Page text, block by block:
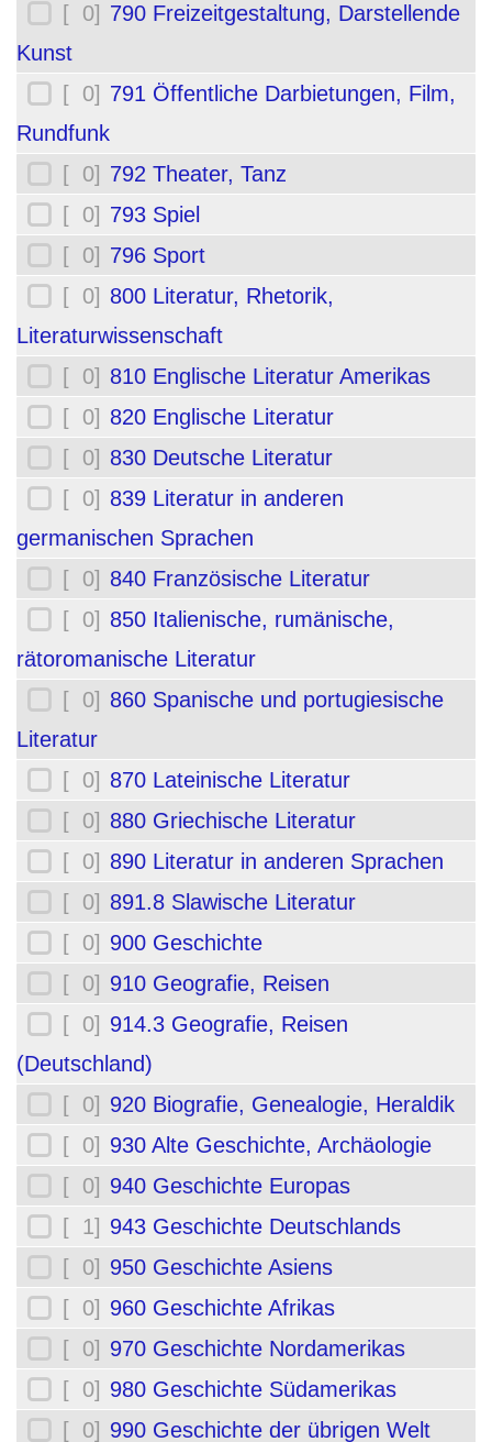
[ 0] 790 Freizeitgestaltung, Darstellende
Kunst
[ 0] 791 Öffentliche Darbietungen, Film,
Rundfunk
[ 0] 792 Theater, Tanz
[ 0] 793 Spiel
[ 0] 796 Sport
[ 0] 800 Literatur, Rhetorik,
Literaturwissenschaft
[ 0] 810 Englische Literatur Amerikas
[ 0] 820 Englische Literatur
[ 0] 830 Deutsche Literatur
[ 0] 839 Literatur in anderen
germanischen Sprachen
[ 0] 840 Französische Literatur
[ 0] 850 Italienische, rumänische,
rätoromanische Literatur
[ 0] 860 Spanische und portugiesische
Literatur
[ 0] 870 Lateinische Literatur
[ 0] 880 Griechische Literatur
[ 0] 890 Literatur in anderen Sprachen
[ 0] 891.8 Slawische Literatur
[ 0] 900 Geschichte
[ 0] 910 Geografie, Reisen
[ 0] 914.3 Geografie, Reisen
(Deutschland)
[ 0] 920 Biografie, Genealogie, Heraldik
[ 0] 930 Alte Geschichte, Archäologie
[ 0] 940 Geschichte Europas
[ 1] 943 Geschichte Deutschlands
[ 0] 950 Geschichte Asiens
[ 0] 960 Geschichte Afrikas
[ 0] 970 Geschichte Nordamerikas
[ 0] 980 Geschichte Südamerikas
[ 0] 990 Geschichte der übrigen Welt